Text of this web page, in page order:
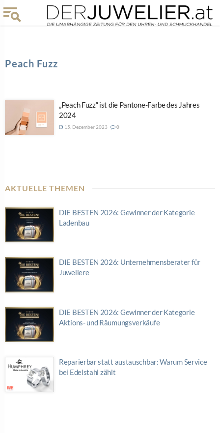
Peach Fuzz
„Peach Fuzz“ ist die Pantone-Farbe des Jahres
2024
15. Dezember 2023 0
AKTUELLE THEMEN
DIE BESTEN 2026: Gewinner der Kategorie
Ladenbau
DIE BESTEN 2026: Unternehmensberater für
Juweliere
DIE BESTEN 2026: Gewinner der Kategorie
Aktions- und Räumungsverkäufe
Reparierbar statt austauschbar: Warum Service
bei Edelstahl zählt